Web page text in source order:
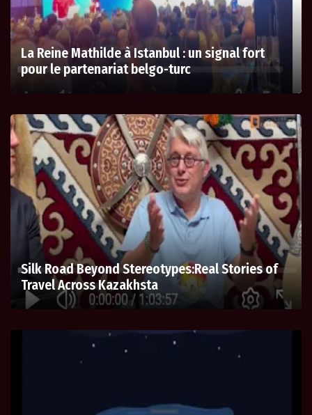
La Reine Mathilde à Istanbul : un signal fort
pour le partenariat belgo-turc
Silk Road Beyond Stereotypes:Real Stories of
Travel Across Kazakhsta